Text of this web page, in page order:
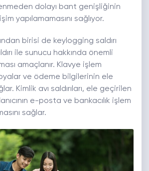
dolayı bant genişliğinin
yapılamamasını sağlıyor.
birisi de keylogging saldırı
ile sunucu hakkında önemli
amaçlanır. Klavye işlem
ve ödeme bilgilerinin ele
Kimlik avı saldırıları, ele geçirilen
e-posta ve bankacılık işlem
sağlar.